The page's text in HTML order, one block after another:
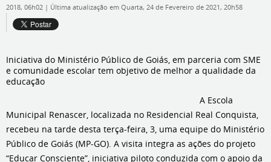
2018, 06h02 | Última atualização em Quarta, 24 de Fevereiro de 2021, 20h58
Iniciativa do Ministério Público de Goiás, em parceria com SME
e comunidade escolar tem objetivo de melhor a qualidade da
educação
A Escola
Municipal Renascer, localizada no Residencial Real Conquista,
recebeu na tarde desta terça-feira, 3, uma equipe do Ministério
Público de Goiás (MP-GO). A visita integra as ações do projeto
“Educar Consciente”, iniciativa piloto conduzida com o apoio da